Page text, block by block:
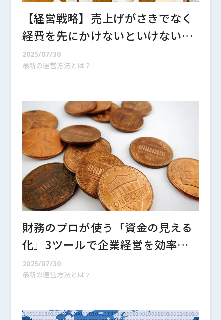
【経営戦略】売上げがさきでなく
経費を先にかけないといけない理
由と実践方法を徹底解説
2025/07/30
最新の運営方法とは？
財務のプロが使う「資金の見える
化」3ツールで企業経営を効率化
しよう！
2025/07/30
最新の運営方法とは？